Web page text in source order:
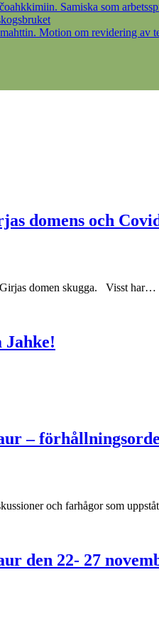
Samiska som
Motion om revidering av
domens och
domen skugga. Visst har…
–
och farhågor som
den 22- 27